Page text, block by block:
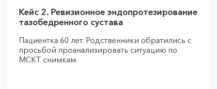
Кейс 2. Ревизионное эндопротезирование
тазобедренного сустава
Пациентка 60 лет. Родственники обратились с
просьбой проанализировать ситуацию по
МСКТ снимкам.